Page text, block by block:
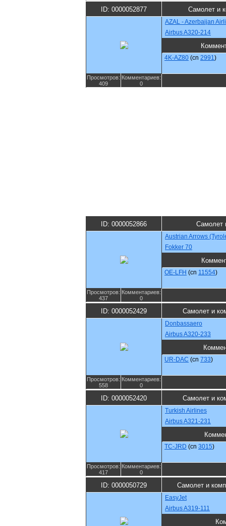
ID: 0000052877 Самолет и
AZAL - Azerbaijan
Airbus A320-214
4K-AZ80 (cn 2991)
Просмотров:
409
Комментариев:
0
ID: 0000052866 Самолет
Austrian Arrows
Fokker 70
OE-LFH (cn 11554)
Просмотров:
437
Комментариев:
0
ID: 0000052429 Самолет и
Donbassaero
Airbus A320-233
UR-DAC (cn 733)
Просмотров:
558
Комментариев:
0
ID: 0000052420 Самолет и
Turkish Airlines
Airbus A321-231
TC-JRD (cn 3015)
Просмотров:
417
Комментариев:
0
ID: 0000050729 Самолет и
EasyJet
Airbus A319-111